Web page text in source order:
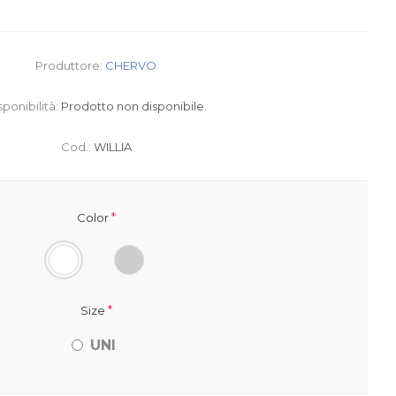
Produttore: CHERVO
Prodotto non disponibile.
Cod.: WILLIA
Color*
Size *
UNI